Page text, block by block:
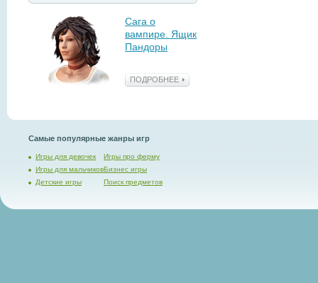
Сага о
вампире. Ящик
Пандоры
ПОДРОБНЕЕ
Самые популярные жанры игр
Игры для девочек
Игры для мальчиков
Детские игры
Игры про ферму
Бизнес игры
Поиск предметов